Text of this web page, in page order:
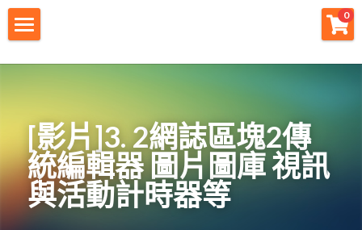
0
創業痛點
團隊資源
註冊會員
[影片]3. 2網誌區塊2傳
統編輯器圖片圖庫視訊
與活動計時器等
×